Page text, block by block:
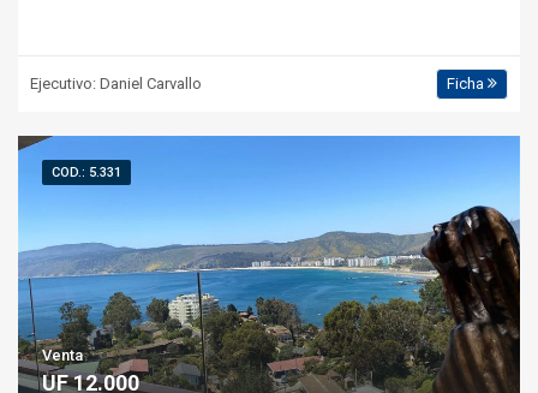
Ejecutivo: Daniel Carvallo Ficha
COD.: 5.331
Venta
UF 12.000